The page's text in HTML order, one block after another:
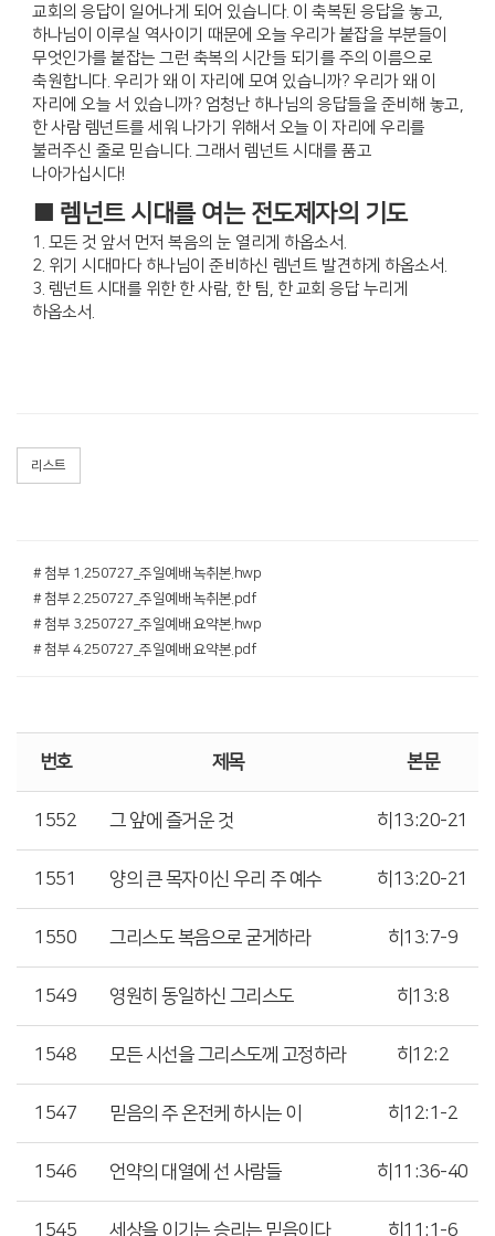
교회의 응답이 일어나게 되어 있습니다. 이 축복된 응답을 놓고,
하나님이 이루실 역사이기 때문에 오늘 우리가 붙잡을 부분들이
무엇인가를 붙잡는 그런 축복의 시간들 되기를 주의 이름으로
축원합니다. 우리가 왜 이 자리에 모여 있습니까? 우리가 왜 이
자리에 오늘 서 있습니까? 엄청난 하나님의 응답들을 준비해 놓고,
한 사람 렘넌트를 세워 나가기 위해서 오늘 이 자리에 우리를
불러주신 줄로 믿습니다. 그래서 렘넌트 시대를 품고
나아가십시다!
■ 렘넌트 시대를 여는 전도제자의 기도
1. 모든 것 앞서 먼저 복음의 눈 열리게 하옵소서.
2. 위기 시대마다 하나님이 준비하신 렘넌트 발견하게 하옵소서.
3. 렘넌트 시대를 위한 한 사람, 한 팀, 한 교회 응답 누리게
하옵소서.
리스트
# 첨부 1.250727_주일예배 녹취본.hwp
# 첨부 2.250727_주일예배 녹취본.pdf
# 첨부 3.250727_주일예배 요약본.hwp
# 첨부 4.250727_주일예배 요약본.pdf
번호 제목 본문
1552 그 앞에 즐거운 것 히13:20-21
1551 양의 큰 목자이신 우리 주 예수 히13:20-21
1550 그리스도 복음으로 굳게하라 히13:7-9
1549 영원히 동일하신 그리스도 히13:8
1548 모든 시선을 그리스도께 고정하라 히12:2
1547 믿음의 주 온전케 하시는 이 히12:1-2
1546 언약의 대열에 선 사람들 히11:36-40
1545 세상을 이기는 승리는 믿음이다 히11:1-6